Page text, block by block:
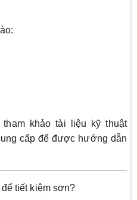
khảo tài liệu kỹ thuật
cấp để được hướng dẫn
tiết kiệm sơn?